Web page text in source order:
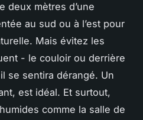
deux mètres d’une
au sud ou à l’est pour
Mais évitez les
- le couloir ou derrière
se sentira dérangé. Un
est idéal. Et surtout,
comme la salle de